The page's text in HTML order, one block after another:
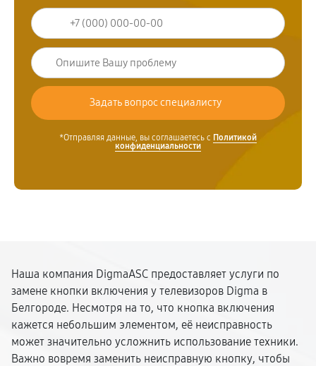
*Отправляя данные, вы соглашаетесь с Политикой
конфиденциальности
Наша компания DigmaASC предоставляет услуги по
замене кнопки включения у телевизоров Digma в
Белгороде. Несмотря на то, что кнопка включения
кажется небольшим элементом, её неисправность
может значительно усложнить использование техники.
Важно вовремя заменить неисправную кнопку, чтобы